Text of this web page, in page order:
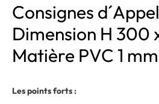
Consignes
Dimension H 300
Matière PVC 1 mm
Les points forts :